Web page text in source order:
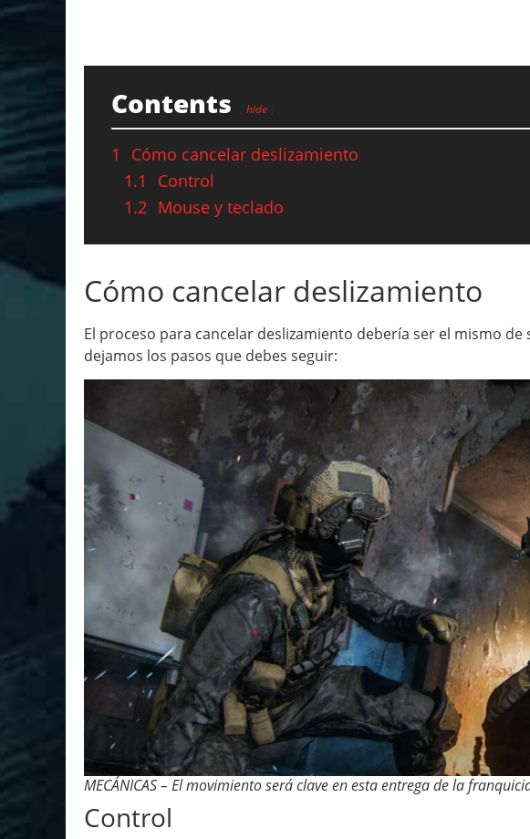
Contents hide
1
Cómo cancelar deslizamiento
1.1
Control
1.2 Mouse y teclado
Cómo cancelar deslizamiento
El proceso para cancelar deslizamiento debería ser el mismo
dejamos los pasos que debes seguir:
MECÁNICAS – El movimiento será clave en esta entrega de la
Control